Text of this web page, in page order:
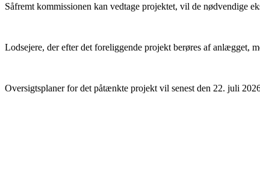
Såfremt kommissionen kan vedtage projektet, vil de nødvendige
Lodsejere, der efter det foreliggende projekt berøres af anlægget,
Oversigtsplaner for det påtænkte projekt vil senest den 22. juli